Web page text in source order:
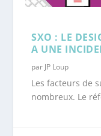
SXO : LE
A UNE
par JP Loup
Les facteurs de
nombreux. Le